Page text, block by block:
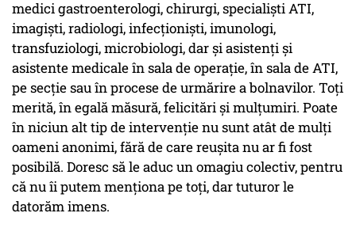
medici gastroenterologi, chirurgi, specialiști ATI,
imagiști, radiologi, infecționiști, imunologi,
transfuziologi, microbiologi, dar și asistenți și
asistente medicale în sala de operație, în sala de ATI,
pe secție sau în procese de urmărire a bolnavilor. Toți
merită, în egală măsură, felicitări și mulțumiri. Poate
în niciun alt tip de intervenție nu sunt atât de mulți
oameni anonimi, fără de care reușita nu ar fi fost
posibilă. Doresc să le aduc un omagiu colectiv, pentru
că nu îi putem menționa pe toți, dar tuturor le
datorăm imens.